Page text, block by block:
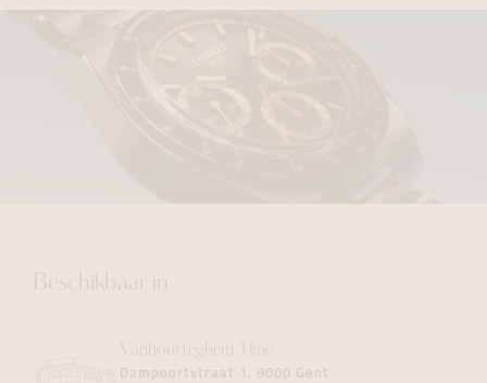
Beschikbaar in
Vanhoutteghem Time
Dampoortstraat 1, 9000 Gent